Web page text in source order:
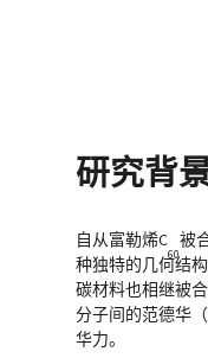
研究背
自从富勒烯C
60
被
种独特的几何结
碳材料也相继被
分子间的范德华
华力。